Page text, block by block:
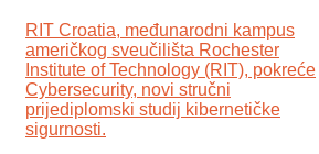
RIT Croatia, međunarodni kampus
američkog sveučilišta Rochester
Institute of Technology (RIT), pokreće
Cybersecurity, novi stručni
prijediplomski studij kibernetičke
sigurnosti.